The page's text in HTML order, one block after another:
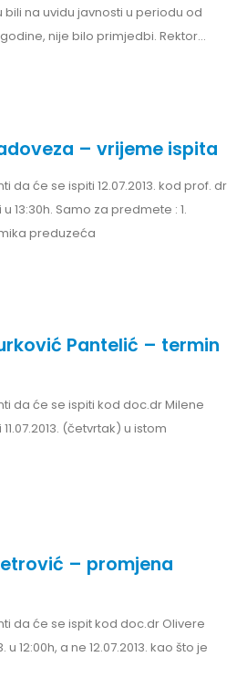
na uvidu javnosti u periodu od
godine, nije bilo primjedbi. Rektor...
– vrijeme ispita
da će se ispiti 12.07.2013. kod prof. dr
13:30h. Samo za predmete : 1.
preduzeća
Pantelić – termin
da će se ispiti kod doc.dr Milene
(četvrtak) u istom
– promjena
da će se ispit kod doc.dr Olivere
u 12:00h, a ne 12.07.2013. kao što je